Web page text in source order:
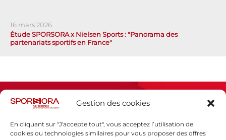
Gestion des cookies
En cliquant sur "J'accepte tout", vous acceptez l’utilisation de
cookies ou technologies similaires pour vous proposer des offres
16 mars 2026
Étude SPORSORA x Nielsen Sports : "Panorama des
partenariats sportifs en France"